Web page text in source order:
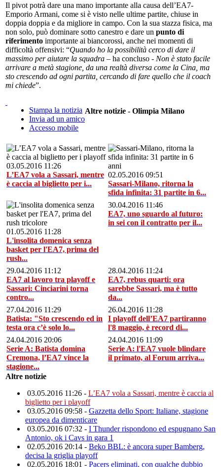
Il pivot potrà dare una mano importante alla causa dell’EA7-
Emporio Armani, come si è visto nelle ultime partite, chiuse in
doppia doppia e da migliore in campo. Con la sua stazza fisica, ma
non solo, può dominare sotto canestro e dare un punto di
riferimento importante ai biancorossi, anche nei momenti di
difficoltà offensivi: “Quando ho la possibilità cerco di dare il
massimo per aiutare la squadra – ha concluso - Non è stato facile
arrivare a metà stagione, da una realtà diversa come la Cina, ma
sto crescendo ad ogni partita, cercando di fare quello che il coach
mi chiede”.
Stampa la notizia
Invia ad un amico
Accesso mobile
Altre notizie - Olimpia Milano
03.05.2016 11:26
L’EA7 vola a Sassari, mentre
è caccia al biglietto per i...
02.05.2016 09:51
Sassari-Milano, ritorna la
sfida infinita: 31 partite in 6...
01.05.2016 11:28
L'insolita domenica senza
basket per l'EA7, prima del
rush...
30.04.2016 11:46
EA7, uno sguardo al futuro:
in sei con il contratto per il...
29.04.2016 11:12
EA7 al lavoro tra playoff e
Sassari: Cinciarini torna
contro...
28.04.2016 11:24
EA7, rebus quarti: ora
sarebbe Sassari, ma è tutto
da...
27.04.2016 11:29
Batista: "Sto crescendo ed in
testa ora c’è solo lo...
26.04.2016 11:28
I playoff dell’EA7 partiranno
l'8 maggio, è record di...
24.04.2016 20:06
Serie A: Batista domina
Cremona, l’EA7 vince la
stagione...
24.04.2016 11:09
Serie A: l'EA7 vuole blindare
il primato, al Forum arriva...
Altre notizie
03.05.2016 11:26 - L’EA7 vola a Sassari, mentre è caccia al
biglietto per i playoff
03.05.2016 09:58 - Gazzetta dello Sport: Italiane, stagione
europea da dimenticare
03.05.2016 07:32 - I Thunder rispondono ed espugnano San
Antonio, ok i Cavs in gara 1
02.05.2016 20:14 - Beko BBL: è ancora super Bamberg,
decisa la griglia playoff
02.05.2016 18:01 - Pacers eliminati, con qualche dubbio